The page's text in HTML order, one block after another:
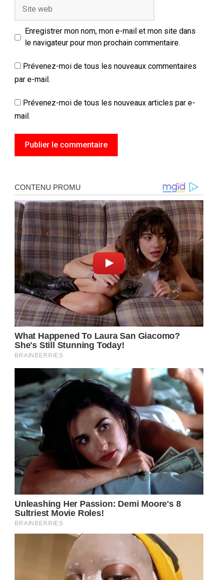
Enregistrer mon nom, mon e-mail et mon site dans
le navigateur pour mon prochain commentaire.
Prévenez-moi de tous les nouveaux commentaires
par e-mail.
Prévenez-moi de tous les nouveaux articles par e-
mail.